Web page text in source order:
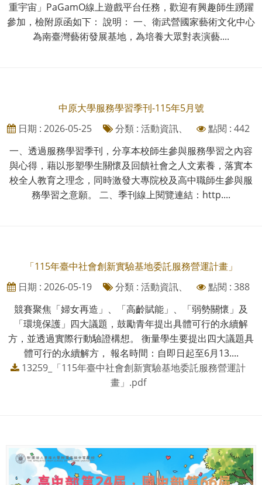
重宇宙」PaGamO線上遊戲平台任務，歡迎有興趣師生踴躍
參加，檢附原函如下： 說明： 一、衛武營國家藝術文化中心
為南臺灣藝術發展基地，為培養大眾對表演藝....
中原大學服務學習季刊-115年5月號
日期 : 2026-05-25
分類 : 活動資訊、
點閱 : 442
一、透過服務學習季刊，分享本校師生參與服務學習之內容
與心得，藉以形塑學生關懷及回饋社會之人文素養，落實本
校全人教育之理念，同時激發大專院校及高中職師生參與服
務學習之意願。 二、季刊線上閱覽連結：http....
「115年臺中社會創新實驗基地委託服務營運計畫」
日期 : 2026-05-19
分類 : 活動資訊、
點閱 : 388
競賽聚焦「婦女再造」、「高齡賦能」、「弱勢關懷」及
「環境保護」四大議題，鼓勵青年提出具體可行的永續解
方，並透過實際行動驗證構想。 衡量學生要提出四大議題具
體可行的永續解方， 報名時間：自即日起至6月13....
13259_「115年臺中社會創新實驗基地委託服務營運計
畫」.pdf